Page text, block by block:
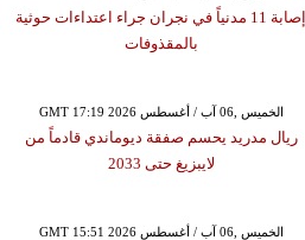
إصابة 11 مدنياً في نجران جراء اعتداءات حوثية
بالمقذوفات
GMT 17:19 2026 الخميس ,06 آب / أغسطس
ريال مدريد يحسم صفقة ديوماندي قادماً من
لايبزيغ حتى 2033
GMT 15:51 2026 الخميس ,06 آب / أغسطس